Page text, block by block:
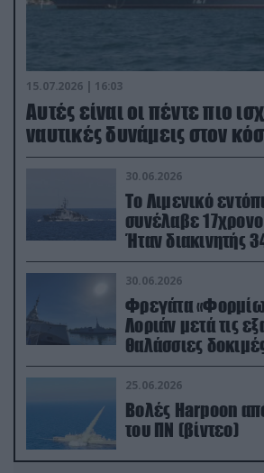
15.07.2026 | 16:03
Aυτές είναι οι πέντε πιο
ναυτικές δυνάμεις στον
30.06.2026
Το Λιμενικό
συνέλαβε
Ήταν διακινητής
μεταναστών
30.06.2026
Φρεγάτα
Λοριάν μετά τις
θαλάσσιες δοκιμές στον
απαιτητικό
25.06.2026
Βολές Harpoon
του ΠΝ (βίντεο)